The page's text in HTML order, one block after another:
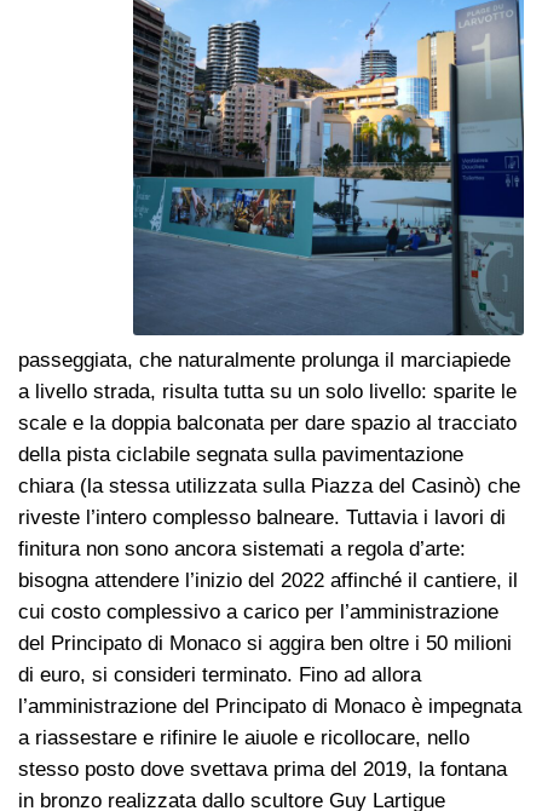
passeggiata, che naturalmente prolunga il marciapiede
a livello strada, risulta tutta su un solo livello: sparite le
scale e la doppia balconata per dare spazio al tracciato
della pista ciclabile segnata sulla pavimentazione
chiara (la stessa utilizzata sulla Piazza del Casinò) che
riveste l’intero complesso balneare. Tuttavia i lavori di
finitura non sono ancora sistemati a regola d’arte:
bisogna attendere l’inizio del 2022 affinché il cantiere, il
cui costo complessivo a carico per l’amministrazione
del Principato di Monaco si aggira ben oltre i 50 milioni
di euro, si consideri terminato. Fino ad allora
l’amministrazione del Principato di Monaco è impegnata
a riassestare e rifinire le aiuole e ricollocare, nello
stesso posto dove svettava prima del 2019, la fontana
in bronzo realizzata dallo scultore Guy Lartigue